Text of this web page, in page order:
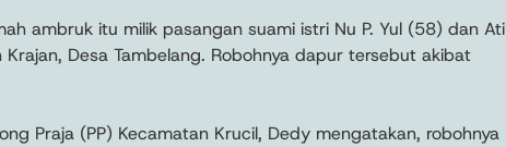
ambruk itu milik pasangan suami istri Nu P. Yul (58) dan Ati
Desa Tambelang. Robohnya dapur tersebut akibat
Praja (PP) Kecamatan Krucil, Dedy mengatakan, robohnya